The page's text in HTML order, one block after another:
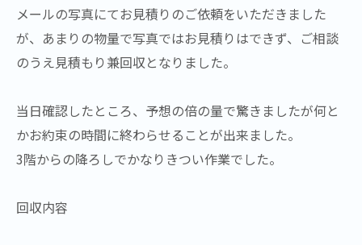
メールの写真にてお見積りのご依頼をいただきました
が、あまりの物量で写真ではお見積りはできず、ご相談
のうえ見積もり兼回収となりました。
当日確認したところ、予想の倍の量で驚きましたが何と
かお約束の時間に終わらせることが出来ました。
3階からの降ろしでかなりきつい作業でした。
回収内容